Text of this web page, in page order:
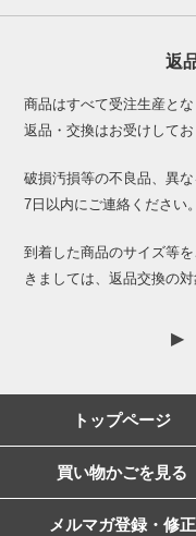
返
商品はすべて受注生産と
返品・交換はお受けしてお
破損汚損等の不良品、異
7日以内にご連絡ください。
到着した商品のサイズ等
きましては、返品交換の対
トップページ
買い物かごを見る
メルマガ登録・修正